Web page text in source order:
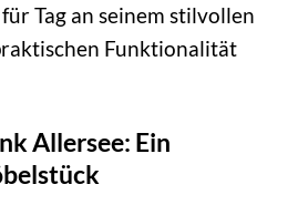
Tag an seinem stilvollen
Funktionalität
Allersee: Ein